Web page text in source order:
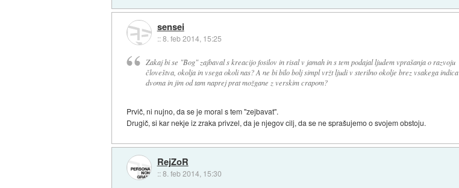
sensei
::8. feb 2014, 15:25
Zakaj bi se "Bog" zajbaval s kreacijo fosilov in risal v jamah in s tem podajal ljudem vprašanja o razvoju
človeštva, okolja in vsega okoli nas? A ne bi bilo bolj simpl vržt ljudi v sterilno okolje brez vsakega indica
dvoma in jim od tam naprej prat možgane z verskim crapom?
Prvič, ni nujno, da se je moral s tem "zejbavat".
Drugič, si kar nekje iz zraka privzel, da je njegov cilj, da se ne sprašujemo o svojem obstoju.
RejZoR
::8. feb 2014, 15:30